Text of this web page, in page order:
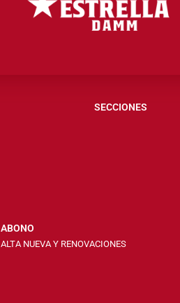
SECCIONES
ABONO
ALTA NUEVA Y RENOVACIONES